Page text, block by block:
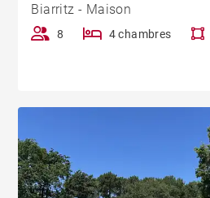
Biarritz - Maison
8 4 chambres